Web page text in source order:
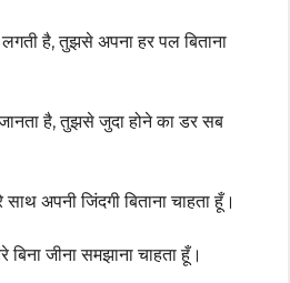
लगती है, तुझसे अपना हर पल बिताना
है, तुझसे जुदा होने का डर सब
साथ अपनी जिंदगी बिताना चाहता हूँ।
बिना जीना समझाना चाहता हूँ।